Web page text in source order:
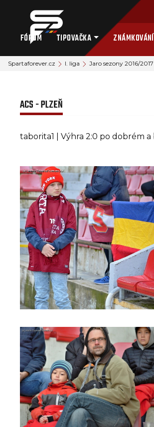
FÓRUM TIPOVAČKA ZNÁMKOVÁNÍ
Spartaforever.cz I. liga Jaro sezony 2016/2017
ACS - PLZEŇ
taborita1 | Výhra 2:0 po dobrém